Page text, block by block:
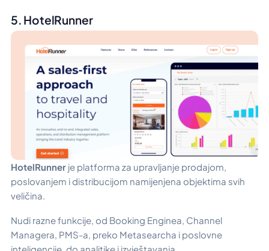
5. HotelRunner
HotelRunner je platforma za upravljanje prodajom,
poslovanjem i distribucijom namijenjena objektima svih
veličina.
Nudi razne funkcije, od Booking Enginea, Channel
Managera, PMS-a, preko Metasearcha i poslovne